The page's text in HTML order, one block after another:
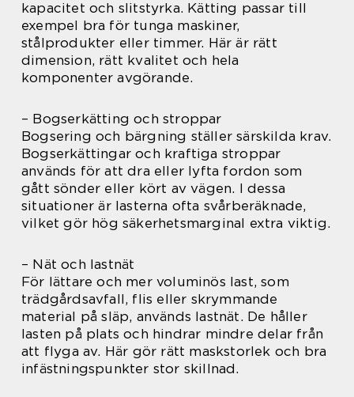
kapacitet och slitstyrka. Kätting passar till
exempel bra för tunga maskiner,
stålprodukter eller timmer. Här är rätt
dimension, rätt kvalitet och hela
komponenter avgörande.
– Bogserkätting och stroppar
Bogsering och bärgning ställer särskilda krav.
Bogserkättingar och kraftiga stroppar
används för att dra eller lyfta fordon som
gått sönder eller kört av vägen. I dessa
situationer är lasterna ofta svårberäknade,
vilket gör hög säkerhetsmarginal extra viktig.
– Nät och lastnät
För lättare och mer voluminös last, som
trädgårdsavfall, flis eller skrymmande
material på släp, används lastnät. De håller
lasten på plats och hindrar mindre delar från
att flyga av. Här gör rätt maskstorlek och bra
infästningspunkter stor skillnad.